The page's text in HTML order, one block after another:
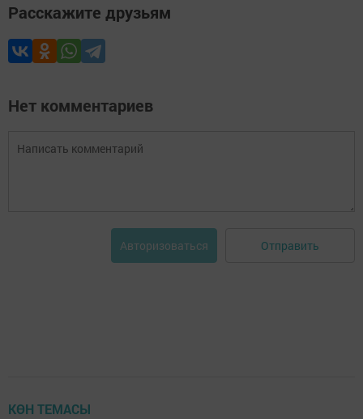
Расскажите друзьям
Нет комментариев
Авторизоваться Отправить
КӨН ТЕМАСЫ